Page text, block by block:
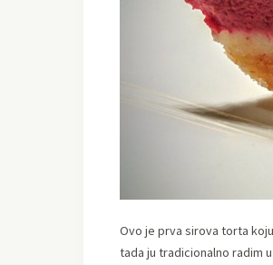
Ovo je prva sirova torta
tada ju tradicionalno radim